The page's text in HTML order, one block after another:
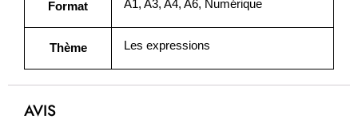
Format A1, A3, A4, A6, Numérique
Thème Les expressions
AVIS